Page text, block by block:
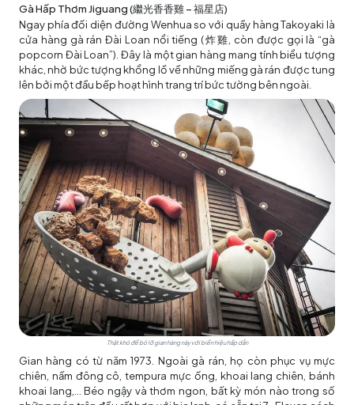
Gà Hấp Thơm Jiguang (繼光香香雞 – 福星店)
Ngay phía đối diện đường Wenhua so với quầy hàng Takoyaki là
cửa hàng gà rán Đài Loan nổi tiếng (炸雞 , còn được gọi là “gà
popcorn Đài Loan”). Đây là một gian hàng mang tính biểu tượng
khác, nhờ bức tượng khổng lồ về những miếng gà rán được tung
lên bởi một đầu bếp hoạt hình trang trí bức tường bên ngoài.
Thật khó để bỏ lỡ gian hàng này với biển hiệu hấp dẫn
Gian hàng có từ năm 1973. Ngoài gà rán, họ còn phục vụ mực
chiên, nấm đông cô, tempura mực ống, khoai lang chiên, bánh
khoai lang,... Béo ngậy và thơm ngon, bất kỳ món nào trong số